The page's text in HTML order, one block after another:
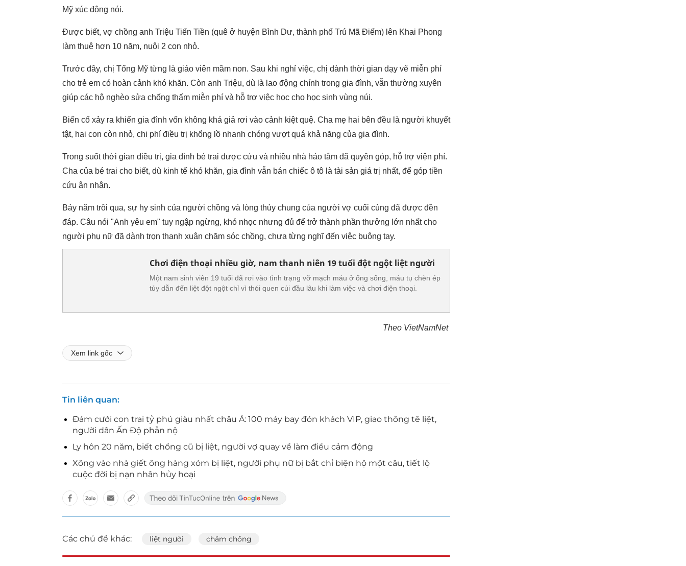
Mỹ xúc động nói.
Được biết, vợ chồng anh Triệu Tiến Tiền (quê ở huyện Bình Dư, thành phố Trú Mã Điếm) lên Khai Phong
làm thuê hơn 10 năm, nuôi 2 con nhỏ.
Trước đây, chị Tống Mỹ từng là giáo viên mầm non. Sau khi nghỉ việc, chị dành thời gian dạy vẽ miễn phí
cho trẻ em có hoàn cảnh khó khăn. Còn anh Triệu, dù là lao động chính trong gia đình, vẫn thường xuyên
giúp các hộ nghèo sửa chống thấm miễn phí và hỗ trợ việc học cho học sinh vùng núi.
Biến cố xảy ra khiến gia đình vốn không khá giả rơi vào cảnh kiệt quệ. Cha mẹ hai bên đều là người khuyết
tật, hai con còn nhỏ, chi phí điều trị khổng lồ nhanh chóng vượt quá khả năng của gia đình.
Trong suốt thời gian điều trị, gia đình bé trai được cứu và nhiều nhà hảo tâm đã quyên góp, hỗ trợ viện phí.
Cha của bé trai cho biết, dù kinh tế khó khăn, gia đình vẫn bán chiếc ô tô là tài sản giá trị nhất, để góp tiền
cứu ân nhân.
Bảy năm trôi qua, sự hy sinh của người chồng và lòng thủy chung của người vợ cuối cùng đã được đền
đáp. Câu nói "Anh yêu em" tuy ngập ngừng, khó nhọc nhưng đủ để trở thành phần thưởng lớn nhất cho
người phụ nữ đã dành trọn thanh xuân chăm sóc chồng, chưa từng nghĩ đến việc buông tay.
Chơi điện thoại nhiều giờ, nam thanh niên 19 tuổi đột ngột liệt người
Một nam sinh viên 19 tuổi đã rơi vào tình trạng vỡ mạch máu ở ống sống, máu tụ chèn ép
tủy dẫn đến liệt đột ngột chỉ vì thói quen cúi đầu lâu khi làm việc và chơi điện thoại.
Theo VietNamNet
Xem link gốc
Tin liên quan
Đám cưới con trai tỷ phú giàu nhất châu Á: 100 máy bay đón khách VIP, giao thông tê liệt,
người dân Ấn Độ phẫn nộ
Ly hôn 20 năm, biết chồng cũ bị liệt, người vợ quay về làm điều cảm động
Xông vào nhà giết ông hàng xóm bị liệt, người phụ nữ bị bắt chỉ biện hộ một câu, tiết lộ
cuộc đời bị nạn nhân hủy hoại
Các chủ đề khác: liệt người chăm chồng